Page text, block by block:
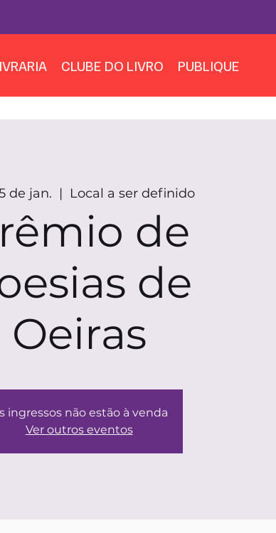
CLUBE DO LIVRO PUBLIQUE
de jan.
  |
Local a ser definido
de
de
Oeiras
ingressos não estão à venda
Ver outros eventos